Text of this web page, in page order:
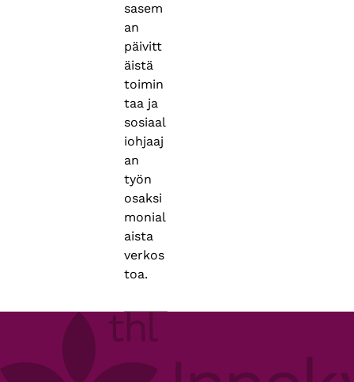
sasem
an
päivitt
äistä
toimin
taa ja
sosiaal
iohjaaj
an
työn
osaksi
monial
aista
verkos
toa.